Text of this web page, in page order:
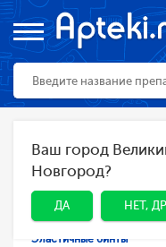
ДА НЕТ,
Ваш город
Новгород?
ДА НЕТ,
Эластичные бинты